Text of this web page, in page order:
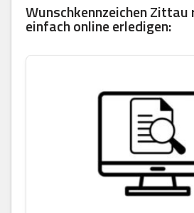
Wunschkennzeichen Zittau
einfach online erledigen: